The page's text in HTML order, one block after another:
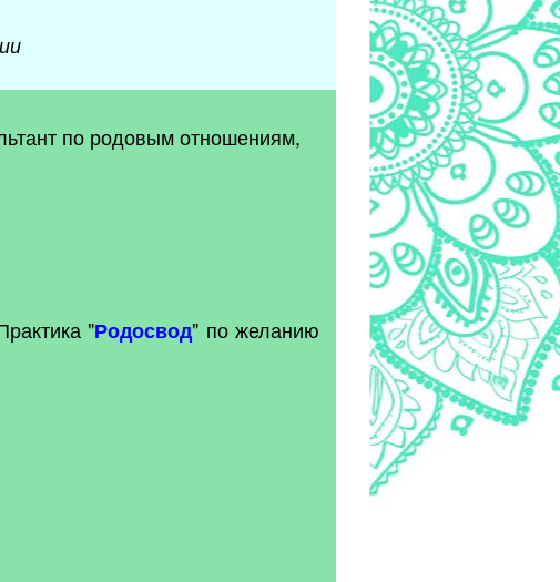
по родовым отношениям,
"Родосвод" по желанию